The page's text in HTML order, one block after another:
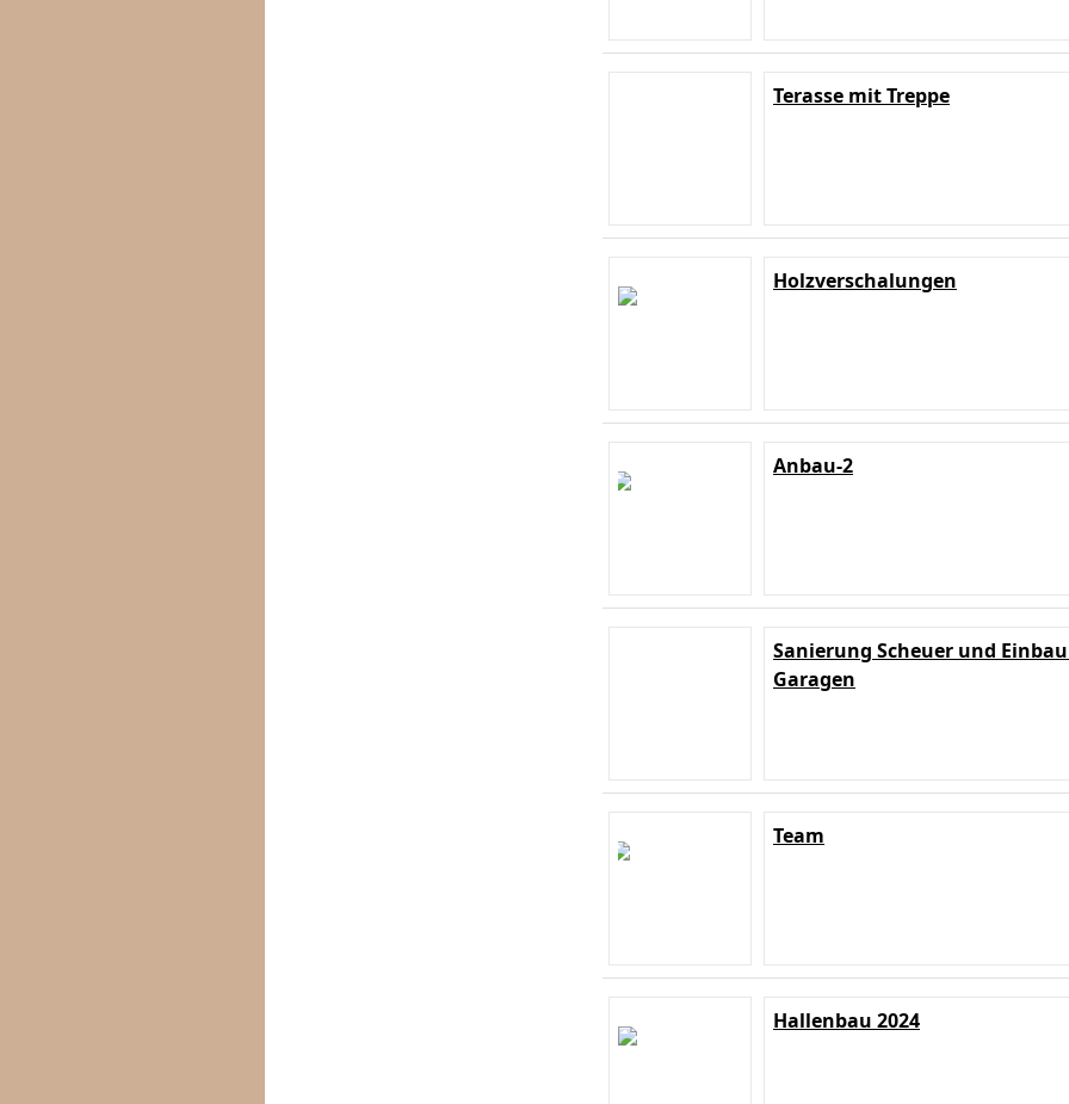
Terasse mit Treppe
Holzverschalungen
Anbau-2
Sanierung Scheuer und
Garagen
Team
Hallenbau 2024